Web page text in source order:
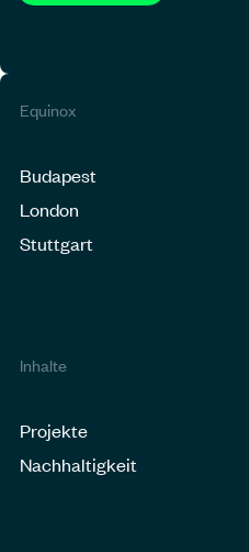
Equinox
Budapest
London
Stuttgart
Inhalte
Projekte
Nachhaltigkeit